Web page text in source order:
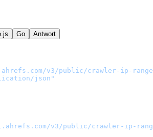
Go Antwort
v3/public/crawler-ip-
json"
v3/public/crawler-ip-